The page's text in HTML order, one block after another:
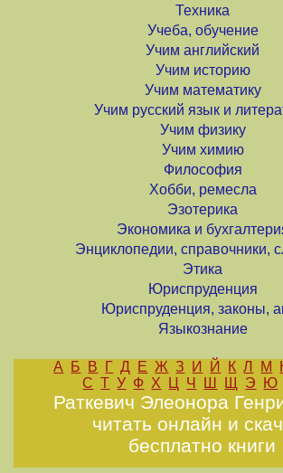
Техника
Учеба, обучение
Учим английский
Учим историю
Учим математику
Учим русский язык и
Учим физику
Учим химию
Философия
Хобби, ремесла
Эзотерика
Экономика и
Энциклопедии, справочники,
Этика
Юриспруденция
Юриспруденция, законы,
Языкознание
А Б В Г Д Е Ж З И Й К Л М
С Т У Ф Х Ц Ч Ш Щ Э Ю
Раткевич Элеонора
читать онлайн и
бесплатно книги